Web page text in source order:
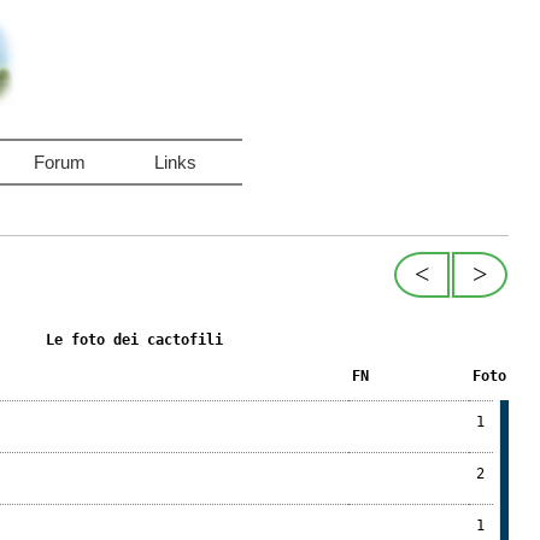
Forum Links
>
<
Le foto dei cactofili
FN Foto
1
2
1